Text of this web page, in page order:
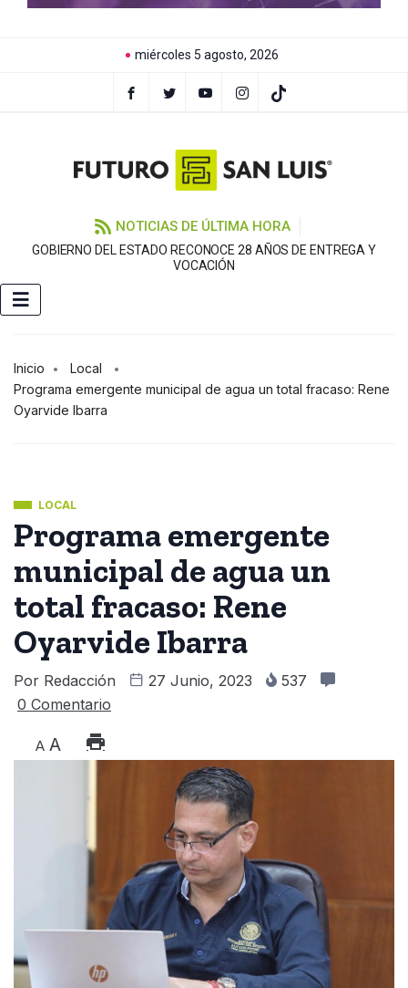
miércoles 5 agosto, 2026
NOTICIAS DE ÚLTIMA HORA
GOBIERNO DEL ESTADO RECONOCE 28 AÑOS DE ENTREGA Y
VOCACIÓN
Inicio
Local
Programa emergente municipal de agua un total fracaso: Rene
Oyarvide Ibarra
LOCAL
Programa emergente
municipal de agua un
total fracaso: Rene
Oyarvide Ibarra
Por Redacción 27 Junio, 2023
537
0 Comentario
A A